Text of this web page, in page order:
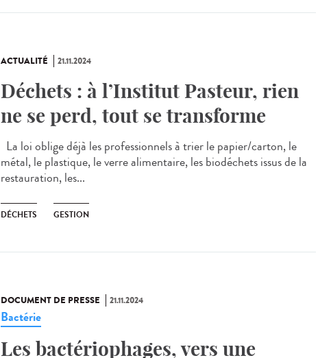
ACTUALITÉ 21.11.2024
Déchets : à l’Institut Pasteur, rien
ne se perd, tout se transforme
La loi oblige déjà les professionnels à trier le papier/carton, le
métal, le plastique, le verre alimentaire, les biodéchets issus de la
restauration, les...
DÉCHETS GESTION
DOCUMENT DE PRESSE 21.11.2024
Bactérie
Les bactériophages, vers une